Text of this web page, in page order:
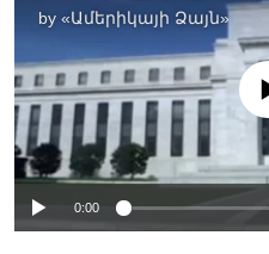
by «Ամերիկայի Ձայն»
No media
0:00